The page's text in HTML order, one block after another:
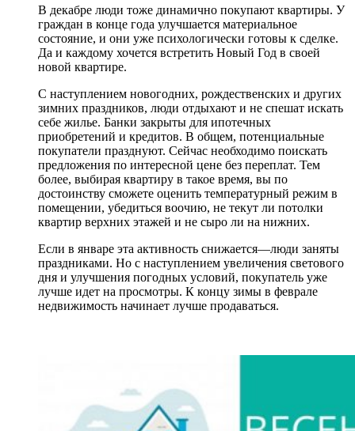
В декабре люди тоже динамично покупают квартиры. У
граждан в конце года улучшается материальное
состояние, и они уже психологически готовы к сделке.
Да и каждому хочется встретить Новый Год в своей
новой квартире.
С наступлением новогодних, рождественских и других
зимних праздников, люди отдыхают и не спешат искать
себе жилье. Банки закрыты для ипотечных
приобретений и кредитов. В общем, потенциальные
покупатели празднуют. Сейчас необходимо поискать
предложения по интересной цене без переплат. Тем
более, выбирая квартиру в такое время, вы по
достоинству сможете оценить температурный режим в
помещении, убедиться воочию, не текут ли потолки
квартир верхних этажей и не сыро ли на нижних.
Если в январе эта активность снижается—люди заняты
праздниками. Но с наступлением увеличения светового
дня и улучшения погодных условий, покупатель уже
лучше идет на просмотры. К концу зимы в феврале
недвижимость начинает лучше продаваться.